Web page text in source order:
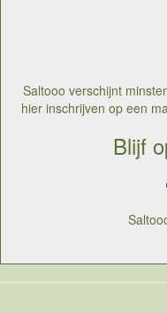
Saltooo verschijnt
hier inschrijven op een
Blijf